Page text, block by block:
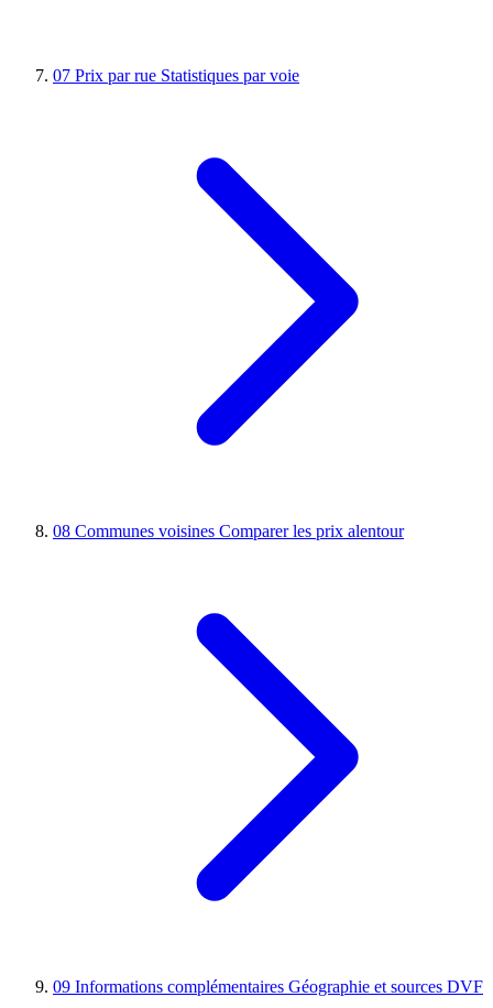
07 Prix par rue Statistiques par voie
08 Communes voisines Comparer les prix alentour
09 Informations complémentaires Géographie et sources DVF